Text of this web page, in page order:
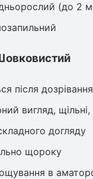
(до 2
після дозрівання
вигляд,
догляду
щороку
в